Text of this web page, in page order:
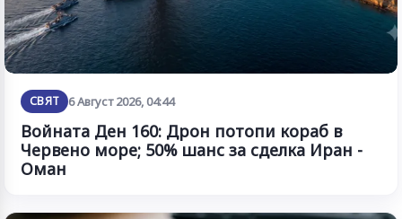
СВЯТ 6 Август 2026, 04:44
Войната Ден 160: Дрон потопи кораб в
Червено море; 50% шанс за сделка Иран -
Оман